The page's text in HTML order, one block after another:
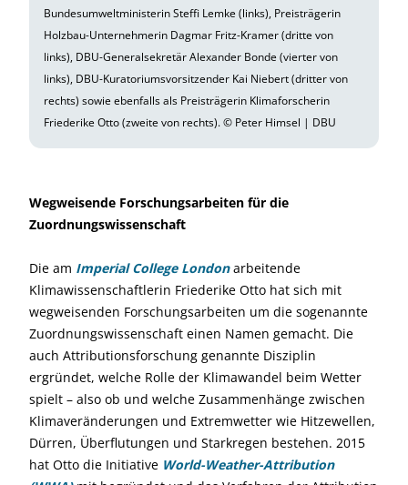
Bundesumweltministerin Steffi Lemke (links), Preisträgerin
Holzbau-Unternehmerin Dagmar Fritz-Kramer (dritte von
links), DBU-Generalsekretär Alexander Bonde (vierter von
links), DBU-Kuratoriumsvorsitzender Kai Niebert (dritter von
rechts) sowie ebenfalls als Preisträgerin Klimaforscherin
Friederike Otto (zweite von rechts). © Peter Himsel | DBU
Wegweisende Forschungsarbeiten für die
Zuordnungswissenschaft
Die am Imperial College Londonarbeitende
Klimawissenschaftlerin Friederike Otto hat sich mit
wegweisenden Forschungsarbeiten um die sogenannte
Zuordnungswissenschaft einen Namen gemacht. Die
auch Attributionsforschung genannte Disziplin
ergründet, welche Rolle der Klimawandel beim Wetter
spielt – also ob und welche Zusammenhänge zwischen
Klimaverände­rungen und Extremwetter wie Hitzewellen,
Dürren, Überflutungen und Starkregen bestehen. 2015
hat Otto die Initiative World-Weather-Attribution